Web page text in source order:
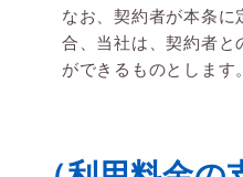
なお、契約者が本条に
合、当社は、契約者と
ができるものとします。